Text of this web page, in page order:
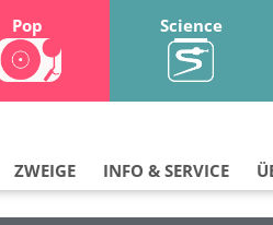
Pop Science
INFO & SERVICE
ZWEIGE